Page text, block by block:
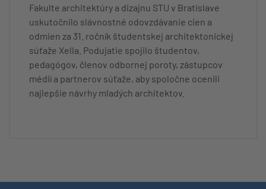
Fakulte architektúry a dizajnu STU v Bratislave
uskutočnilo slávnostné odovzdávanie cien a
odmien za 31. ročník študentskej architektonickej
súťaže Xella. Podujatie spojilo študentov,
pedagógov, členov odbornej poroty, zástupcov
médií a partnerov súťaže, aby spoločne ocenili
najlepšie návrhy mladých architektov.